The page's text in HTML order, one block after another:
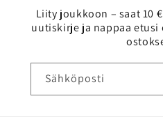
Liity joukkoon – saat 10
uutiskirje ja nappaa etusi
Sähköposti